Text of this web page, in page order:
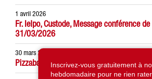
1 avril 2026
Fr. Ielpo, Custode, Message conférence
31/03/2026
30 mars 2026
Pizzaballa : le chagrin n’éteindra pas
Inscrivez-vous gratuitement à
hebdomadaire pour ne rien